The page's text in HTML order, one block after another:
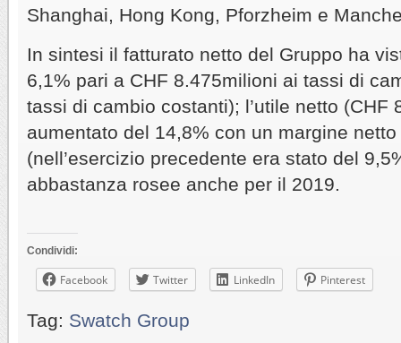
Shanghai, Hong Kong, Pforzheim e
In sintesi il fatturato netto del Gruppo ha
6,1% pari a CHF 8.475milioni ai tassi di
tassi di cambio costanti); l’utile netto (CHF
aumentato del 14,8% con un margine
(nell’esercizio precedente era stato del
abbastanza rosee anche per il 2019.
Condividi:
Facebook Twitter LinkedIn Pinterest
Tag: Swatch Group